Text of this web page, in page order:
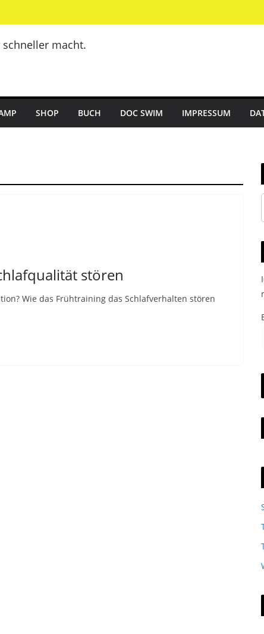
macht.
SHOP BUCH DOC SWIM IMPRESSUM
stören
Wie das Frühtraining das Schlafverhalten stören